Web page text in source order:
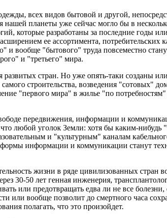
всех видов бытовой и другой,
планеты уже сейчас могло бы в
которые разработаны за последние годы
ее ассортимента, потребительских
и вообще "бытового" труда повсеместно
и "третьего" мира.
стран. Но уже опять-таки созданы
строительства, возведения "сотовых"
"первого мира" в жилье "по
передвижения, информации и
любой уголок Земли: хотя бы каким-
и "культурным" каналам
информации и коммуникации станут
жизни в ряде цивилизованных стран
30-50 лет генная инженерия,
или предотвращать едва ли не все болезни,
или вообще позволит до смертного часа
полагать, что это произойдет.